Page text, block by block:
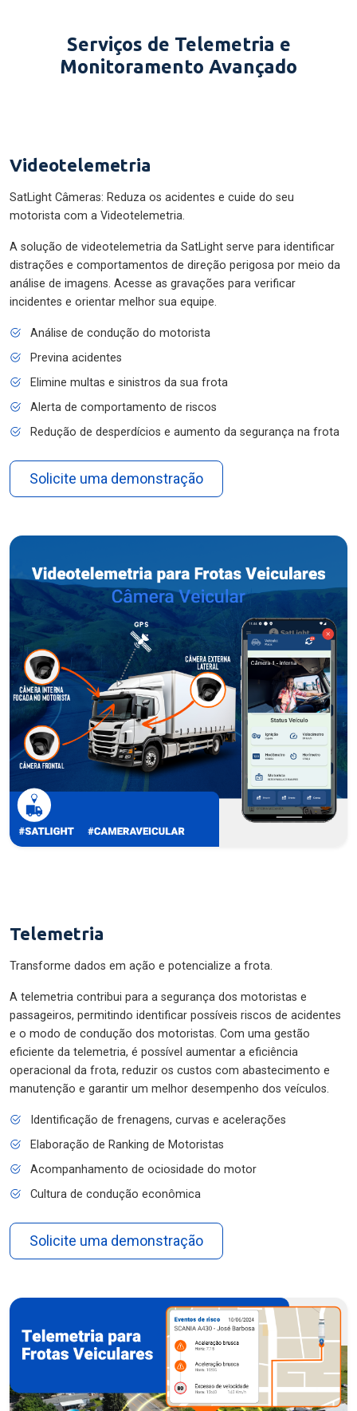
Serviços de Telemetria e
Monitoramento Avançado
Videotelemetria
SatLight Câmeras: Reduza os acidentes e cuide do seu
motorista com a Videotelemetria.
A solução de videotelemetria da SatLight serve para identificar
distrações e comportamentos de direção perigosa por meio da
análise de imagens. Acesse as gravações para verificar
incidentes e orientar melhor sua equipe.
Análise de condução do motorista
Previna acidentes
Elimine multas e sinistros da sua frota
Alerta de comportamento de riscos
Redução de desperdícios e aumento da segurança na frota
Solicite uma demonstração
Telemetria
Transforme dados em ação e potencialize a frota.
A telemetria contribui para a segurança dos motoristas e
passageiros, permitindo identificar possíveis riscos de acidentes
e o modo de condução dos motoristas. Com uma gestão
eficiente da telemetria, é possível aumentar a eficiência
operacional da frota, reduzir os custos com abastecimento e
manutenção e garantir um melhor desempenho dos veículos.
Identificação de frenagens, curvas e acelerações
Elaboração de Ranking de Motoristas
Acompanhamento de ociosidade do motor
Cultura de condução econômica
Solicite uma demonstração